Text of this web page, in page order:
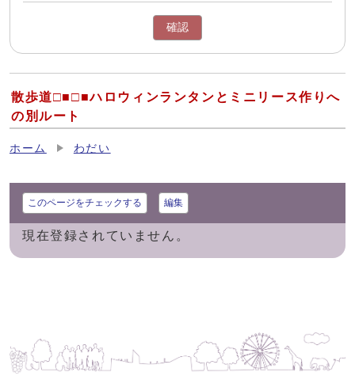
確認
散歩道□■□■ハロウィンランタンとミニリース作りへ
の別ルート
ホーム わだい
このページをチェックする 編集
現在登録されていません。